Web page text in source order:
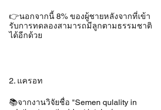
👉นอกจากนี้ 8% ของผู้ชายหลังจากที่เข้า
รับการทดลองสามารถมีลูกตามธรรมชาติ
ได้อีกด้วย
2. แครอท
📚จากงานวิจัยชื่อ "Semen qulality in